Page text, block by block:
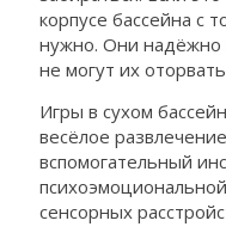
корпусе бассейна с
нужно. Они надёжно
не могут их
Игры в сухом
весёлое
вспомогательный
сенсорных